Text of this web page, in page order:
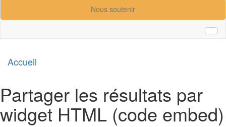
Nous soutenir
Accueil
Partager les résultats par
widget HTML (code embed)